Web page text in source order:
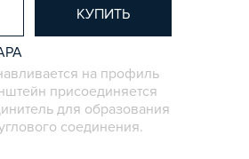
КУПИТЬ
присоединяется
для образования
соединения.